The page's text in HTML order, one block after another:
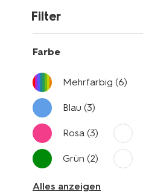
Filter
Farbe
Mehrfarbig (6)
Blau (3)
Rosa (3)
Grün (2)
Alles anzeigen